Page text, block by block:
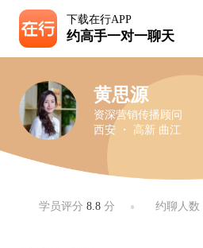
下载在行APP
约高手一对一聊天
黄思源
资深营销传播顾问
西安 ・ 高新 曲江
学员评分8.8 分 约聊人数